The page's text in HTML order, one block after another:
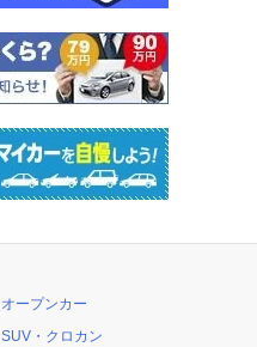
オープンカー
SUV・クロカン